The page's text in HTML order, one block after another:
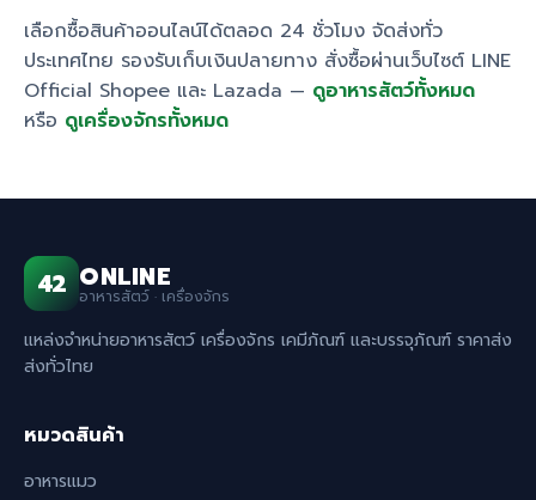
เลือกซื้อสินค้าออนไลน์ได้ตลอด 24 ชั่วโมง จัดส่งทั่ว
ประเทศไทย รองรับเก็บเงินปลายทาง สั่งซื้อผ่านเว็บไซต์ LINE
Official Shopee และ Lazada — ดูอาหารสัตว์ทั้งหมด
หรือ ดูเครื่องจักรทั้งหมด
42 ONLINE
อาหารสัตว์ · เครื่องจักร
แหล่งจำหน่ายอาหารสัตว์ เครื่องจักร เคมีภัณฑ์ และบรรจุภัณฑ์ ราคาส่ง
ส่งทั่วไทย
หมวดสินค้า
อาหารแมว